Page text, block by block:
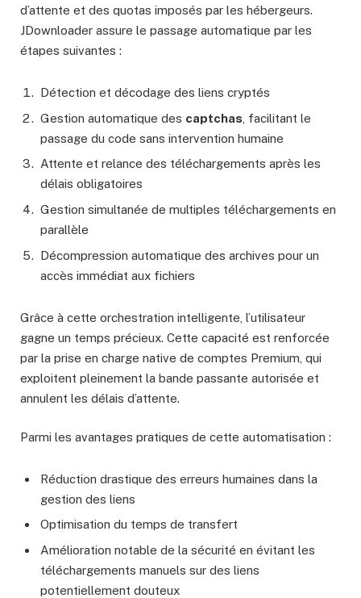
d’attente et des quotas imposés par les hébergeurs.
JDownloader assure le passage automatique par les
étapes suivantes :
Détection et décodage des liens cryptés
Gestion automatique des captchas , facilitant le
passage du code sans intervention humaine
Attente et relance des téléchargements après les
délais obligatoires
Gestion simultanée de multiples téléchargements en
parallèle
Décompression automatique des archives pour un
accès immédiat aux fichiers
Grâce à cette orchestration intelligente, l’utilisateur
gagne un temps précieux. Cette capacité est renforcée
par la prise en charge native de comptes Premium, qui
exploitent pleinement la bande passante autorisée et
annulent les délais d’attente.
Parmi les avantages pratiques de cette automatisation :
Réduction drastique des erreurs humaines dans la
gestion des liens
Optimisation du temps de transfert
Amélioration notable de la sécurité en évitant les
téléchargements manuels sur des liens
potentiellement douteux